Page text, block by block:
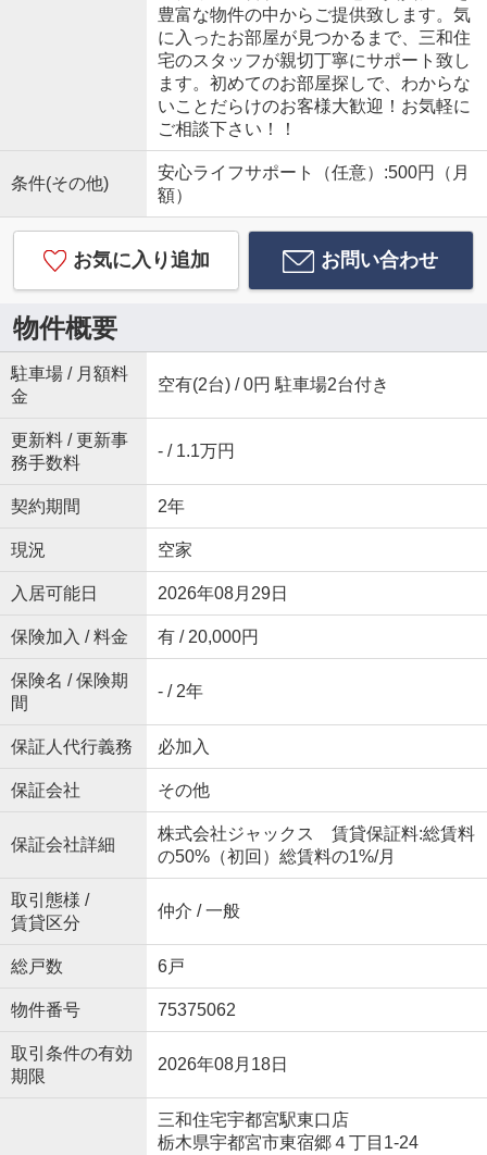
豊富な物件の中からご提供致します。気
に入ったお部屋が見つかるまで、三和住
宅のスタッフが親切丁寧にサポート致し
ます。初めてのお部屋探しで、わからな
いことだらけのお客様大歓迎！お気軽に
ご相談下さい！！
条件(その他)
安心ライフサポート（任意）:500円（月
額）
お気に入り追加 お問い合わせ
物件概要
駐車場 / 月額料
金
空有(2台) / 0円 駐車場2台付き
更新料 / 更新事
務手数料
- / 1.1万円
契約期間 2年
現況 空家
入居可能日 2026年08月29日
保険加入 / 料金 有 / 20,000円
保険名 / 保険期
間
- / 2年
保証人代行義務 必加入
保証会社 その他
保証会社詳細
株式会社ジャックス 賃貸保証料:総賃料
の50%（初回）総賃料の1%/月
取引態様 /
賃貸区分
仲介 / 一般
総戸数 6戸
物件番号 75375062
取引条件の有効
期限
2026年08月18日
三和住宅宇都宮駅東口店
栃木県宇都宮市東宿郷４丁目1-24